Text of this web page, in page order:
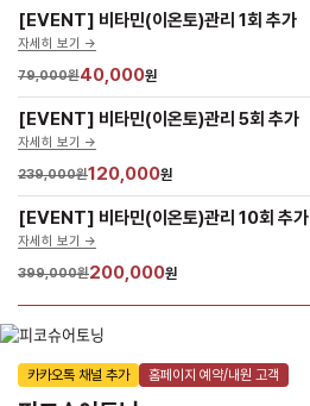
[EVENT] 비타민(이온토)관리 1회 추가
자세히 보기 ->
79,000원40,000원
[EVENT] 비타민(이온토)관리 5회 추가
자세히 보기 ->
239,000원120,000원
[EVENT] 비타민(이온토)관리 10회 추가
자세히 보기 ->
399,000원200,000원
카카오톡 채널 추가 홈페이지 예약/내원 고객